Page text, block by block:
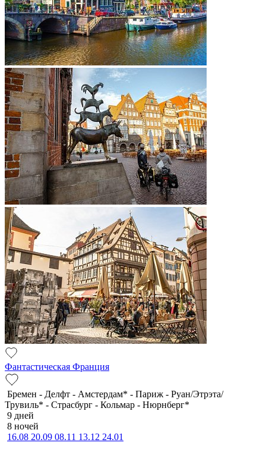
Фантастическая Франция
Бремен - Делфт - Амстердам* - Париж - Руан/Этрэта/
Трувиль* - Страсбург - Кольмар - Нюрнберг*
9 дней
8 ночей
16.08 20.09 08.11 13.12 24.01